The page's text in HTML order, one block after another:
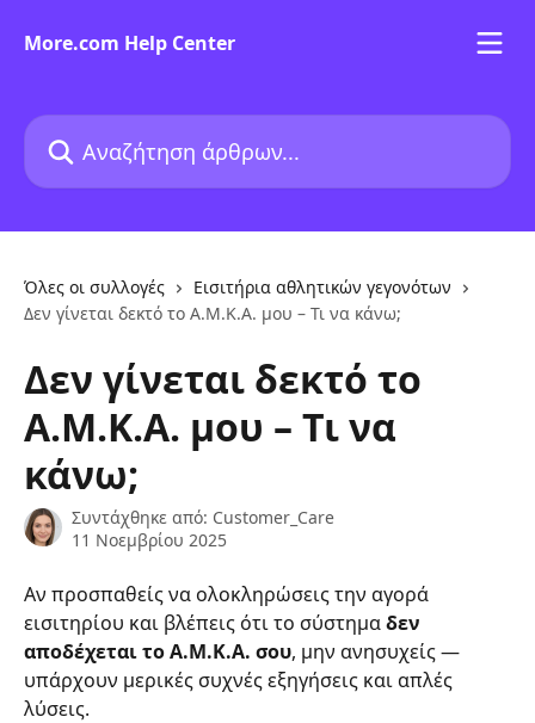
More.com Help Center
Αναζήτηση άρθρων...
Όλες οι συλλογές
Εισιτήρια αθλητικών γεγονότων
Δεν γίνεται δεκτό το Α.Μ.Κ.Α. μου – Τι να κάνω;
Δεν γίνεται δεκτό το
Α.Μ.Κ.Α. μου – Τι να
κάνω;
Συντάχθηκε από: Customer_Care
11 Νοεμβρίου 2025
Αν προσπαθείς να ολοκληρώσεις την αγορά
εισιτηρίου και βλέπεις ότι το σύστημα δεν
αποδέχεται το Α.Μ.Κ.Α. σου, μην ανησυχείς —
υπάρχουν μερικές συχνές εξηγήσεις και απλές
λύσεις.